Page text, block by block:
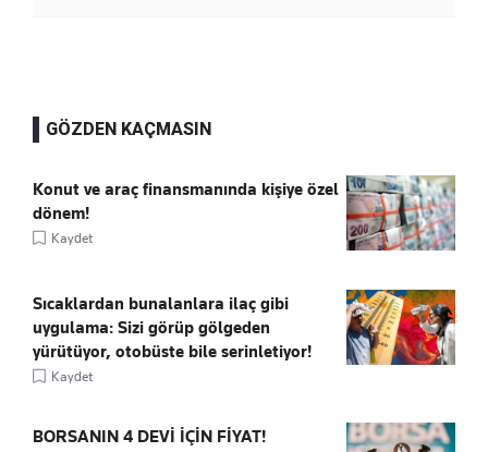
GÖZDEN KAÇMASIN
Konut ve araç finansmanında kişiye özel
dönem!
Kaydet
Sıcaklardan bunalanlara ilaç gibi
uygulama: Sizi görüp gölgeden
yürütüyor, otobüste bile serinletiyor!
Kaydet
BORSANIN 4 DEVİ İÇİN FİYAT!